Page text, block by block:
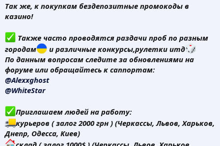
Так же, к покупкам бездепозитные промокоды в
казино!
Также часто проводятся раздачи проб по разным
городам
и различные конкурсы,рулетки итд
По данным вопросам следите за обновлениями на
форуме или обращайтесь к саппортам:
@Alexxghost
@WhiteStar
Приглашаем людей на работу:
курьеров ( залог 2000 грн ) (Черкассы, Львов, Харьков,
Днепр, Одесса, Киев)